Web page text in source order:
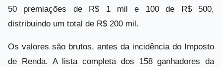
50 premiações de R$ 1 mil e 100 de R$ 500,
distribuindo um total de R$ 200 mil.
Os valores são brutos, antes da incidência do Imposto
de Renda. A lista completa dos 158 ganhadores da